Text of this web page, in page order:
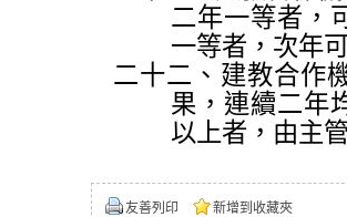
二年一等者，
一等者，次年
二十二、建教合作
果，連續二年
以上者，由主
友善列印 新增到收藏夾